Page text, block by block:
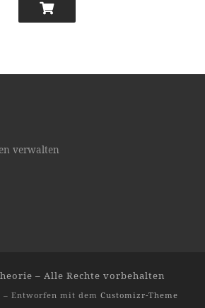
verwalten
– Alle Rechte vorbehalten
– Entworfen mit dem Customizr-Theme